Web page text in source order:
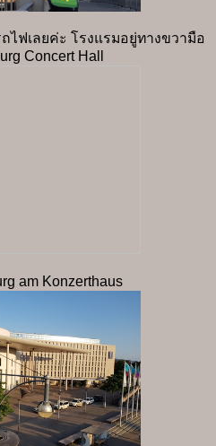
ฟเลยค่ะ โรงแรมอยู่ทางขวามือ
Concert Hall
am Konzerthaus